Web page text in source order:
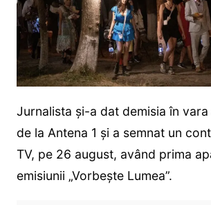
Jurnalista și-a dat demisia în
de la Antena 1 și a semnat un
TV, pe 26 august, având prima
emisiunii „Vorbește Lumea”.